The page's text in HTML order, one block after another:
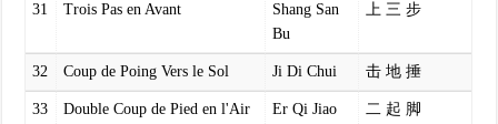
31 Trois Pas en Avant
Shang San
Bu
上 三 步
32 Coup de Poing Vers le Sol Ji Di Chui 击 地 捶
33 Double Coup de Pied en l'Air Er Qi Jiao 二 起 脚